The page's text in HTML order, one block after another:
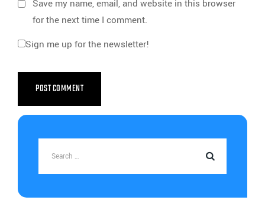
Save my name, email, and website in this browser
for the next time I comment.
Sign me up for the newsletter!